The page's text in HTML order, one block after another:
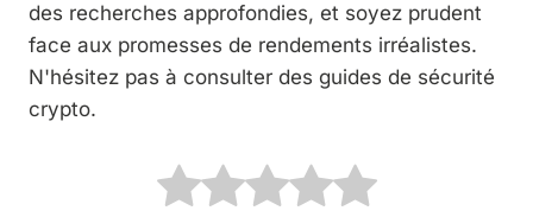
des recherches approfondies, et soyez prudent
face aux promesses de rendements irréalistes.
N'hésitez pas à consulter des guides de sécurité
crypto.